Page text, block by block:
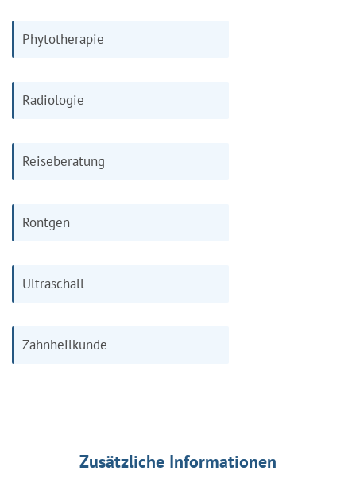
Phytotherapie
Radiologie
Reiseberatung
Röntgen
Ultraschall
Zahnheilkunde
Zusätzliche Informationen